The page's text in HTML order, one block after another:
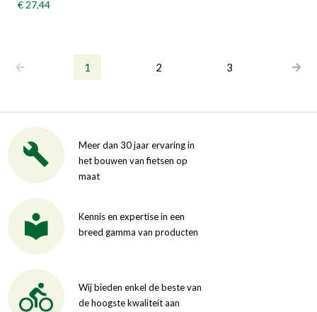
€ 27,44
1 2 3
Meer dan 30 jaar ervaring in
het bouwen van fietsen op
maat
Kennis en expertise in een
breed gamma van producten
Wij bieden enkel de beste van
de hoogste kwaliteit aan